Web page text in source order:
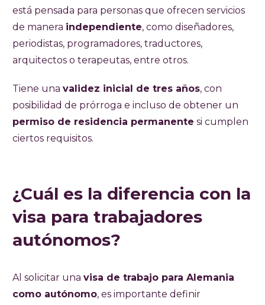
está pensada para personas que ofrecen servicios
de manera independiente, como diseñadores,
periodistas, programadores, traductores,
arquitectos o terapeutas, entre otros.
Tiene una validez inicial de tres años, con
posibilidad de prórroga e incluso de obtener un
permiso de residencia permanente si cumplen
ciertos requisitos.
¿Cuál es la diferencia con la
visa para trabajadores
autónomos?
Al solicitar una visa de trabajo para Alemania
como autónomo, es importante definir